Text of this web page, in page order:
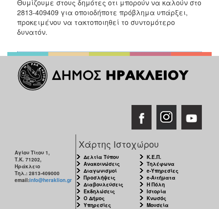
2017
2016
2013
2012
2011
ΔΗΜΟΤΗΣ
ΕΠΙΣΚΕΠΤΗΣ
Θυμίζουμε στους δημότες οτι μπορούν να καλούν στο
2813-409409 για οποιοδήποτε πρόβλημα υπάρξει,
προκειμένου να τακτοποιηθεί το συντομότερο
δυνατόν.
Αγίου Τίτου 1,
Τ.Κ. 71202,
Ηράκλειο
Τηλ.: 2813-409000
email:info@heraklion.gr
Χάρτης Ιστοχώρου
Δελτία Τύπου
Ανακοινώσεις
Διαγωνισμοί
Προσλήψεις
Διαβουλεύσεις
Εκδηλώσεις
Ο Δήμος
Υπηρεσίες
Κ.Ε.Π.
Τηλέφωνα
e-Υπηρεσίες
e-Αιτήματα
Η Πόλη
Ιστορία
Κνωσός
Μουσεία